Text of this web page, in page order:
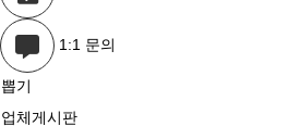
1:1 문의
뽑기
업체게시판